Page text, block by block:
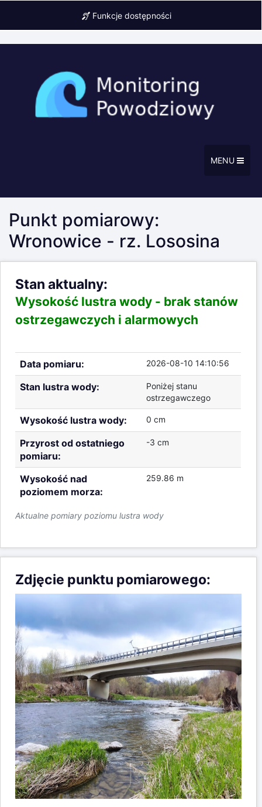
Funkcje dostępności
MENU
Punkt pomiarowy:
Wronowice - rz. Lososina
Stan aktualny:
Wysokość lustra wody - brak stanów
ostrzegawczych i alarmowych
Aktualne pomiary poziomu lustra wody
Data pomiaru: 2026-08-10 14:10:56
Stan lustra wody:
Poniżej stanu
ostrzegawczego
Wysokość lustra wody: 0 cm
Przyrost od ostatniego
pomiaru:
-3 cm
Wysokość nad
poziomem morza:
259.86 m
Zdjęcie punktu pomiarowego: